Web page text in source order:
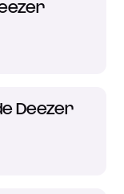
Deezer